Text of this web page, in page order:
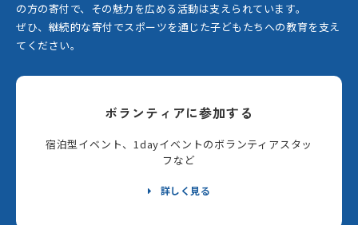
の方の寄付で、その魅力を広める活動は支えられています。
ぜひ、継続的な寄付でスポーツを通じた子どもたちへの教育を支え
てください。
ボランティアに参加する
宿泊型イベント、1dayイベントのボランティアスタッ
フなど
詳しく見る